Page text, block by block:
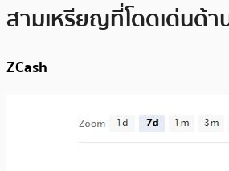
สามเหรียญที่โดดเด่นด้
ZCash